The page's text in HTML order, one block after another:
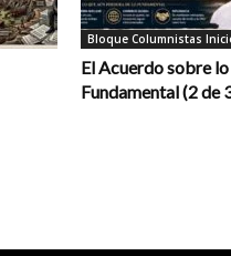
Bloque Columnistas
El Acuerdo sobre lo
Fundamental (2 de